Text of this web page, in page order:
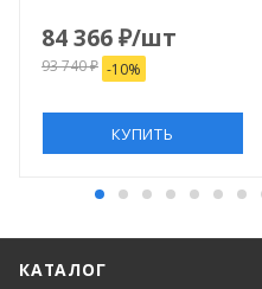
84 366₽/шт
93 740₽ -10%
КУПИТЬ
КАТАЛОГ